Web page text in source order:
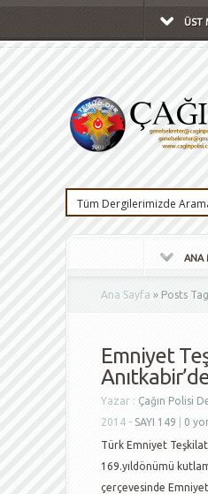
ÜST
ANA
Ana Sayfa » Posts
Emniyet
Yazar : Çağın Polisi
2014 - SAYI 149
0
Türk Emniyet
169.yıldönümü
çerçevesinde